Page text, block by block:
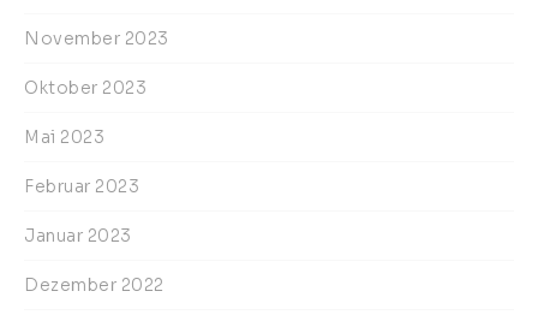
November 2023
Oktober 2023
Mai 2023
Februar 2023
Januar 2023
Dezember 2022